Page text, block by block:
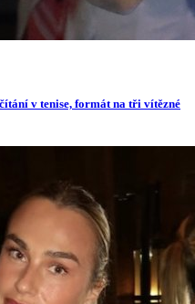
v tenise, formát na tři vítězné